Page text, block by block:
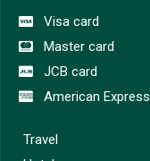
Visa card
Master card
JCB card
American Express
Travel